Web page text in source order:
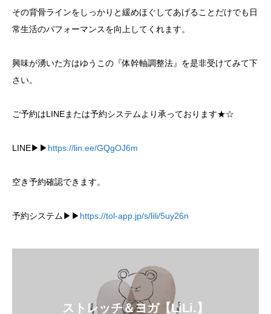
その背骨ラインをしっかりと緩めほぐしてあげることだけでも日
常生活のパフォーマンスを向上してくれます。
興味が湧いた方はゆうこの『体幹軸調整法』を是非受けてみて下
さい。
ご予約はLINEまたは予約システムより承っております★☆
LINE▶︎▶︎ https://lin.ee/GQgOJ6m
空き予約確認できます。
予約システム▶︎▶︎ https://tol-app.jp/s/lili/5uy26n
ストレッチ＆ヨガ【LiLi.】